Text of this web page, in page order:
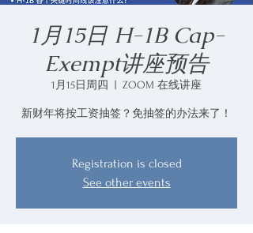
1月15日 H-1B Cap-
Exempt讲座预告
1月15日周四 ZOOM 在线讲座
新财年将按工资抽签？免抽签的办法来了！
Registration is closed
See other events